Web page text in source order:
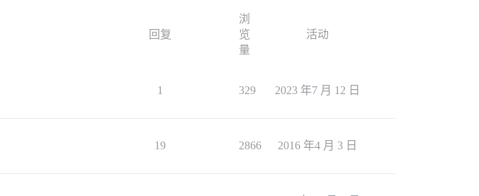
回复
浏
览
量
活动
1 329 2023 年7 月 12 日
19 2866 2016 年4 月 3 日